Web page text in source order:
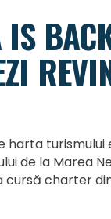
turismului
de la Marea
cursă charter